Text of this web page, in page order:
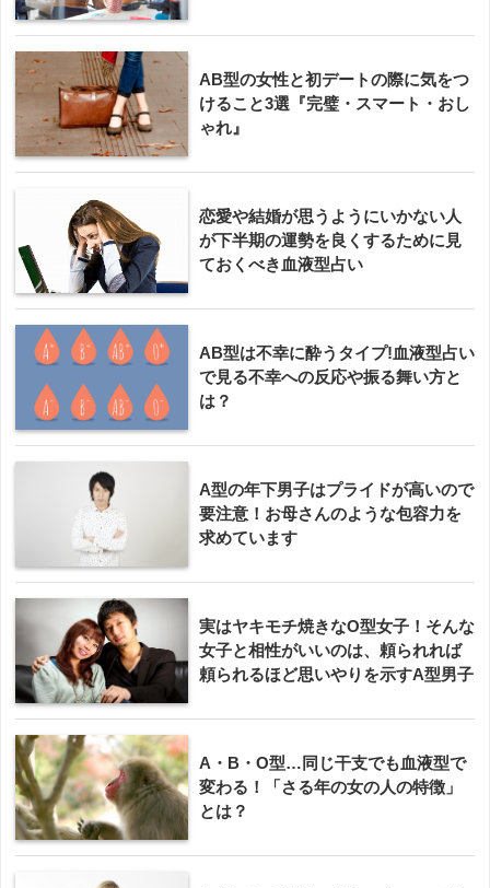
AB型の女性と初デートの際に気をつ
けること3選『完璧・スマート・おし
ゃれ』
恋愛や結婚が思うようにいかない人
が下半期の運勢を良くするために見
ておくべき血液型占い
AB型は不幸に酔うタイプ!血液型占い
で見る不幸への反応や振る舞い方と
は？
A型の年下男子はプライドが高いので
要注意！お母さんのような包容力を
求めています
実はヤキモチ焼きなO型女子！そんな
女子と相性がいいのは、頼られれば
頼られるほど思いやりを示すA型男子
A・B・O型…同じ干支でも血液型で
変わる！「さる年の女の人の特徴」
とは？